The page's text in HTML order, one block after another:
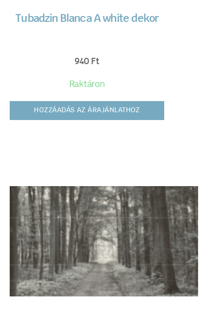
Tubadzin Blanca A white dekor
940 Ft
Raktáron
HOZZÁADÁS AZ ÁRAJÁNLATHOZ